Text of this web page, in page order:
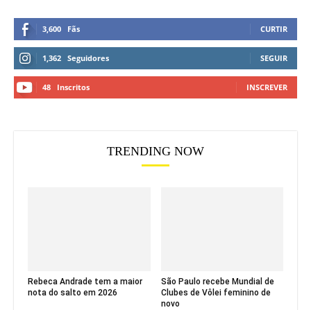
3,600 Fãs CURTIR
1,362 Seguidores SEGUIR
48 Inscritos INSCREVER
TRENDING NOW
Rebeca Andrade tem a maior
nota do salto em 2026
São Paulo recebe Mundial de
Clubes de Vôlei feminino de
novo